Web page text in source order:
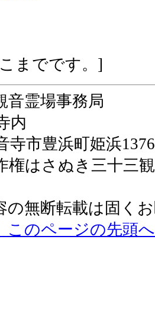
までです。]
音霊場事務局
内
寺市豊浜町姫浜
権はさぬき三十三
の無断転載は固く
このページの先頭